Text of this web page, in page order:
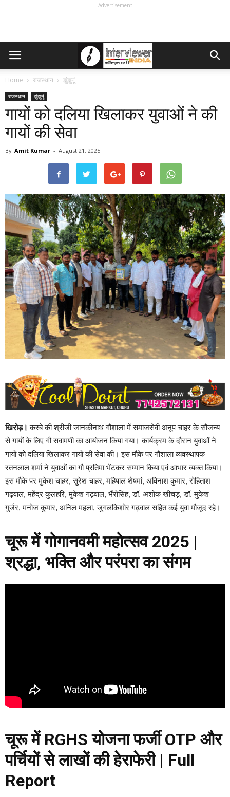
Advertisement
Home राजस्थान झुंझुनूं
राजस्थान झुंझुनूं
गायों को दलिया खिलाकर युवाओं ने की
गायों की सेवा
By Amit Kumar - August 21, 2025
खिरोड़।कस्बे की श्रीजी जानकीनाथ गौशाला में समाजसेवी अनूप चाहर के सौजन्य
से गायों के लिए गौ सवामणी का आयोजन किया गया। कार्यक्रम के दौरान युवाओं ने
गायों को दलिया खिलाकर गायों की सेवा की। इस मौके पर गौशाला व्यवस्थापक
रतनलाल शर्मा ने युवाओं का गौ प्रतिमा भेंटकर सम्मान किया एवं आभार व्यक्त किया।
इस मौके पर मुकेश चाहर, सुरेश चाहर, महिपाल शेषमां, अविनाश कुमार, रोहिताश
गढ़वाल, महेंद्र कुलहरि, मुकेश गढ़वाल, भैंरोसिंह, डॉ. अशोक खीचड़, डॉ. मुकेश
गुर्जर, मनोज कुमार, अनिल महला, जुगलकिशोर गढ़वाल सहित कई युवा मौजूद रहे।
चूरू में गोगानवमी महोत्सव 2025 |
श्रद्धा, भक्ति और परंपरा का संगम
चूरू में RGHS योजना फर्जी OTP और
पर्चियों से लाखों की हेराफेरी | Full
Report